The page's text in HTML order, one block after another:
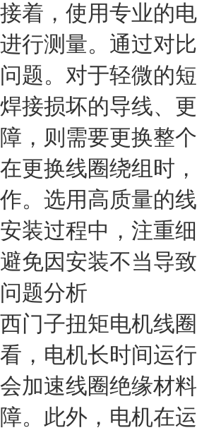
接着，使用专业的
进行测量。通过对
问题。对于轻微的
焊接损坏的导线、
障，则需要更换整个
在更换线圈绕组时
作。选用高质量的
安装过程中，注重
避免因安装不当导致
问题分析
西门子扭矩电机线
看，电机长时间运
会加速线圈绝缘材
障。此外，电机在